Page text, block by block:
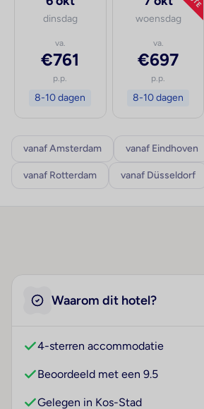
dinsdag
va.
€761
p.p.
8-10 dagen
woensdag
va.
€697
p.p.
8-10 dagen
vanaf Amsterdam vanaf Eindhoven
vanaf Rotterdam vanaf Düsseldorf
Waarom dit hotel?
4-sterren accommodatie
Beoordeeld met een 9.5
Gelegen in Kos-Stad